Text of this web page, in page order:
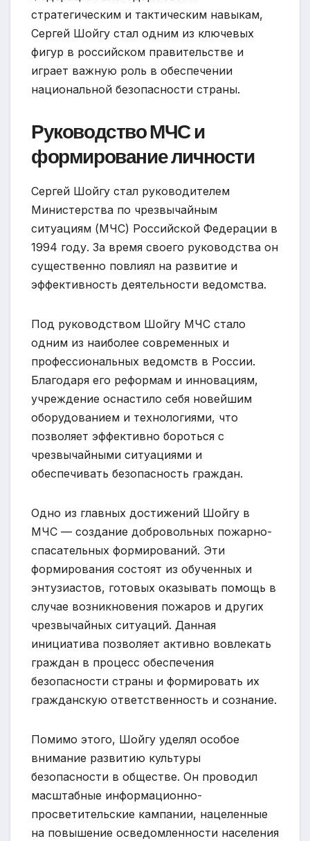
стратегическим и тактическим навыкам,
Сергей Шойгу стал одним из ключевых
фигур в российском правительстве и
играет важную роль в обеспечении
национальной безопасности страны.
Руководство МЧС и
формирование личности
Сергей Шойгу стал руководителем
Министерства по чрезвычайным
ситуациям (МЧС) Российской Федерации в
1994 году. За время своего руководства он
существенно повлиял на развитие и
эффективность деятельности ведомства.
Под руководством Шойгу МЧС стало
одним из наиболее современных и
профессиональных ведомств в России.
Благодаря его реформам и инновациям,
учреждение оснастило себя новейшим
оборудованием и технологиями, что
позволяет эффективно бороться с
чрезвычайными ситуациями и
обеспечивать безопасность граждан.
Одно из главных достижений Шойгу в
МЧС — создание добровольных пожарно-
спасательных формирований. Эти
формирования состоят из обученных и
энтузиастов, готовых оказывать помощь в
случае возникновения пожаров и других
чрезвычайных ситуаций. Данная
инициатива позволяет активно вовлекать
граждан в процесс обеспечения
безопасности страны и формировать их
гражданскую ответственность и сознание.
Помимо этого, Шойгу уделял особое
внимание развитию культуры
безопасности в обществе. Он проводил
масштабные информационно-
просветительские кампании, нацеленные
на повышение осведомленности населения